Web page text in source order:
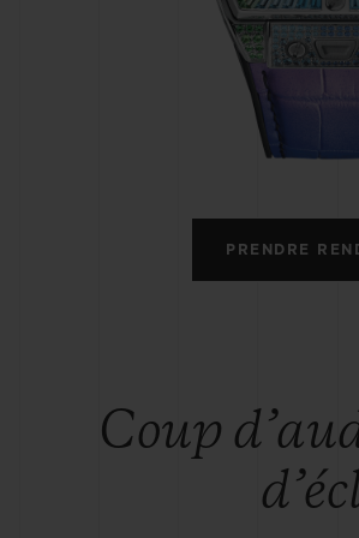
PRENDRE
Coup
BIG BANG
PEACH
HUBLOTISTA ET
DÉLAI DE